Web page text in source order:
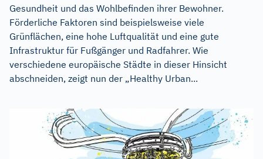
Gesundheit und das Wohlbefinden ihrer Bewohner.
Förderliche Faktoren sind beispielsweise viele
Grünflächen, eine hohe Luftqualität und eine gute
Infrastruktur für Fußgänger und Radfahrer. Wie
verschiedene europäische Städte in dieser Hinsicht
abschneiden, zeigt nun der „Healthy Urban...